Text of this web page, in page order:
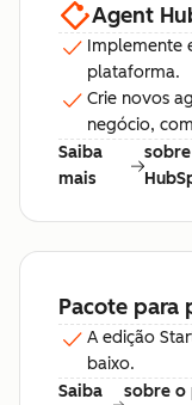
Agent
Implemente
plataforma.
Crie novos
negócio,
Saiba
mais
Pacote para
A edição
baixo.
Saiba
sobre o